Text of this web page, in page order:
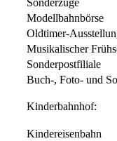
Sonderzüge
Modellbahnbörse
Oldtimer-
Musikalischer
Sonderpostfiliale
Buch-, Foto- und
Kinderbahnhof:
Kindereisenbahn